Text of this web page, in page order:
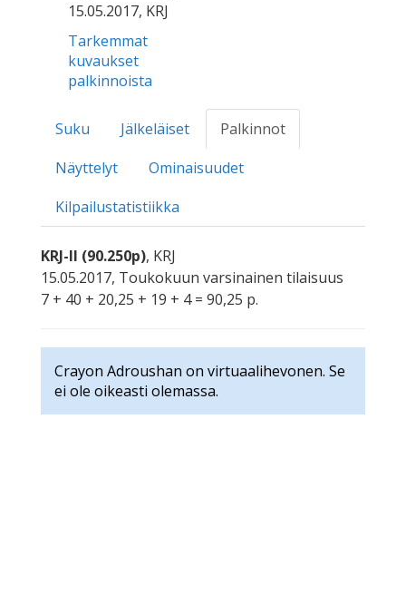
15.05.2017, KRJ
Tarkemmat
kuvaukset
palkinnoista
Suku Jälkeläiset
Palkinnot
Näyttelyt
Ominaisuudet
Kilpailustatistiikka
KRJ-II (90.250p), KRJ
15.05.2017, Toukokuun varsinainen tilaisuus
7 + 40 + 20,25 + 19 + 4 = 90,25 p.
Crayon Adroushan on virtuaalihevonen. Se
ei ole oikeasti olemassa.